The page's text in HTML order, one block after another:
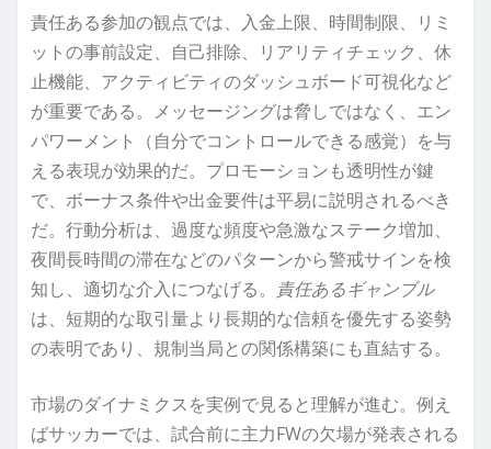
責任ある参加の観点では、入金上限、時間制限、リミ
ットの事前設定、自己排除、リアリティチェック、休
止機能、アクティビティのダッシュボード可視化など
が重要である。メッセージングは脅しではなく、エン
パワーメント（自分でコントロールできる感覚）を与
える表現が効果的だ。プロモーションも透明性が鍵
で、ボーナス条件や出金要件は平易に説明されるべき
だ。行動分析は、過度な頻度や急激なステーク増加、
夜間長時間の滞在などのパターンから警戒サインを検
知し、適切な介入につなげる。 責任あるギャンブル
は、短期的な取引量より長期的な信頼を優先する姿勢
の表明であり、規制当局との関係構築にも直結する。
市場のダイナミクスを実例で見ると理解が進む。例え
ばサッカーでは、試合前に主力FWの欠場が発表される